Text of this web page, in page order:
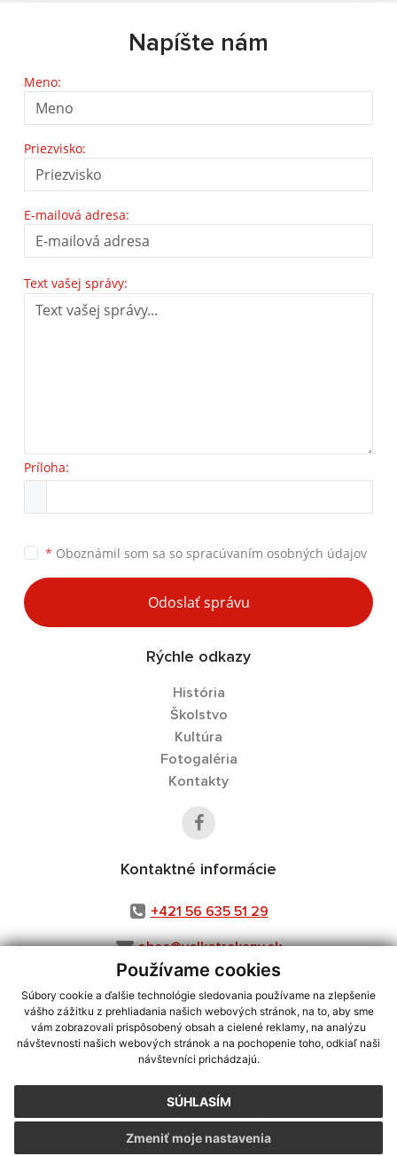
Používame cookies
Súbory cookie a ďalšie technológie sledovania používame na zlepšenie
vášho zážitku z prehliadania našich webových stránok, na to, aby sme
vám zobrazovali prispôsobený obsah a cielené reklamy, na analýzu
návštevnosti našich webových stránok a na pochopenie toho, odkiaľ naši
návštevníci prichádzajú.
SÚHLASÍM
Zmeniť moje nastavenia
Napíšte nám
Meno:
Priezvisko:
E-mailová adresa:
Text vašej správy:
Príloha:
* Oboznámil som sa so spracúvaním osobných údajov
Odoslať správu
Rýchle odkazy
História
Školstvo
Kultúra
Fotogaléria
Kontakty
Kontaktné informácie
+421 56 635 51 29
obec@velketrakany.sk
využite možnosť získavania aktuálnych informácií s využitím RSS
CMS systém (redakčný) systém ECHELON 2,Mapa stránok,web portál
webex.digital, s.r.o.,domény,registrácia domény
Posledná aktualizácia:03.08.2026
Vytlačiť stránku|Vyhlásenie o prístupnosti